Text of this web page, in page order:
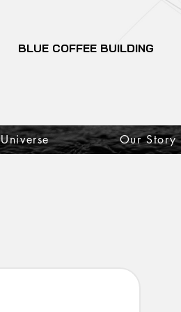
BLUE COFFEE BUILDING
Universe Our Story